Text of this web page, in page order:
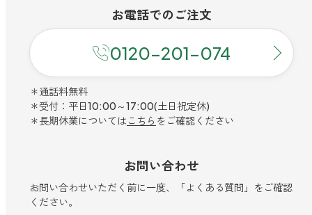
お電話でのご注文
0120-201-074
＊通話料無料
＊受付：平日10:00～17:00(土日祝定休)
＊長期休業については こちら をご確認ください
お問い合わせ
お問い合わせいただく前に一度、「よくある質問」をご確認
ください。